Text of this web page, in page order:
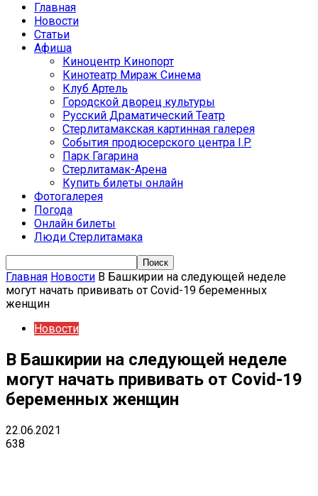
Главная
Новости
Статьи
Афиша
Киноцентр Кинопорт
Кинотеатр Мираж Синема
Клуб Артель
Городской дворец культуры
Русский Драматический Театр
Стерлитамакская картинная галерея
События продюсерского центра I.P.
Парк Гагарина
Стерлитамак-Арена
Купить билеты онлайн
Фотогалерея
Погода
Онлайн билеты
Люди Стерлитамака
Главная Новости В Башкирии на следующей неделе
могут начать прививать от Covid-19 беременных
женщин
Новости
В Башкирии на следующей неделе
могут начать прививать от Covid-19
беременных женщин
22.06.2021
638